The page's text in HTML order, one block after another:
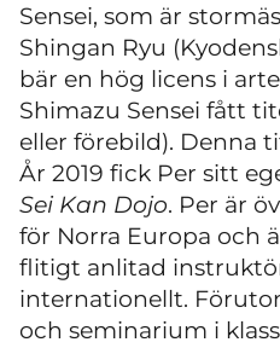
Sensei, som är
Shingan Ryu
bär en hög licens i
Shimazu Sensei fått
eller förebild). Denna
År 2019 fick Per sitt
Sei Kan Dojo. Per är
för Norra Europa och
flitigt anlitad
internationellt.
och seminarium i